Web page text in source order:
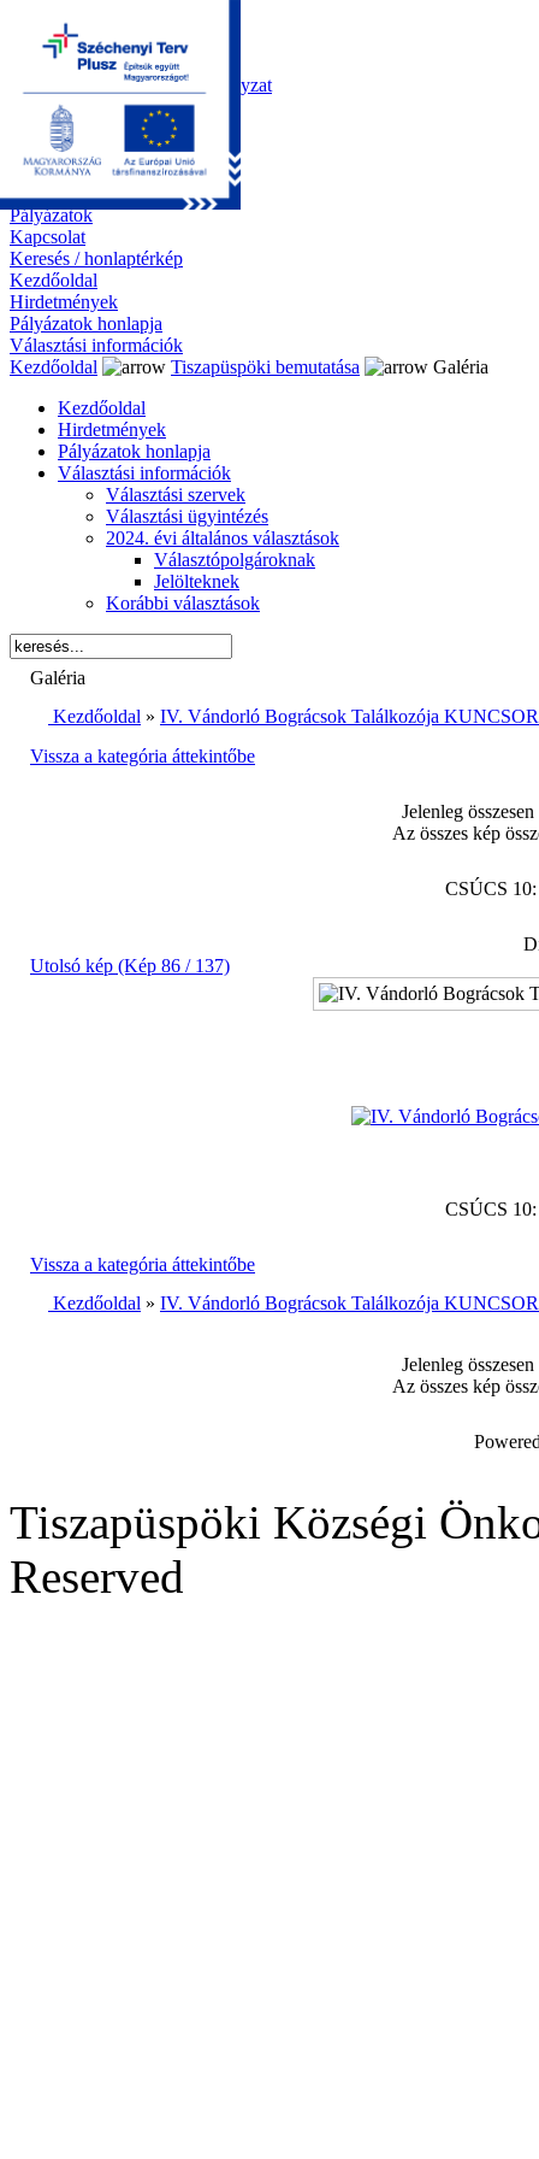
Kezdőoldal
Önkormányzat
Polgármesteri Hivatal
Roma Nemzetiségi Önkormányzat
Elektronikus ügyintézés
Közérdekű információk
Tiszapüspöki bemutatása
Galéria
Díjazottaink
Pályázatok
Kapcsolat
Keresés / honlaptérkép
Kezdőoldal
Hirdetmények
Pályázatok honlapja
Választási információk
Kezdőoldal
Tiszapüspöki bemutatása
Galéria
Kezdőoldal
Hirdetmények
Pályázatok honlapja
Választási információk
Választási szervek
Választási ügyintézés
2024. évi általános választások
Választópolgároknak
Jelölteknek
Korábbi választások
Galéria
Kezdőoldal » IV. Vándorló Bográcsok Találkozója
Vissza a kategória áttekintőbe
Jelenleg
Az összes kép
CSÚCS
Utolsó kép (Kép 86 / 137)
CSÚCS
Vissza a kategória áttekintőbe
Kezdőoldal » IV. Vándorló Bográcsok Találkozója
Jelenleg
Az összes kép
Tiszapüspöki Községi
Reserved